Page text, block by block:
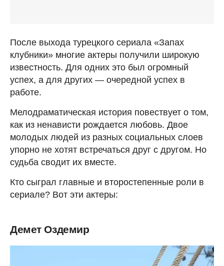
После выхода турецкого сериала «Запах
клубники» многие актеры получили широкую
известность. Для одних это был огромный
успех, а для других — очередной успех в
работе.
Мелодраматическая история повествует о том,
как из ненависти рождается любовь. Двое
молодых людей из разных социальных слоев
упорно не хотят встречаться друг с другом. Но
судьба сводит их вместе.
Кто сыграл главные и второстепенные роли в
сериале? Вот эти актеры:
Демет Оздемир